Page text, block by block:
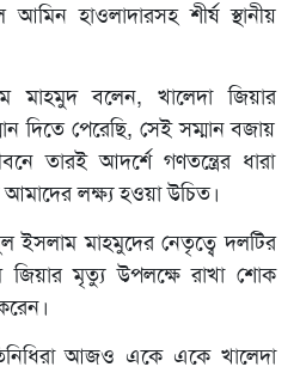
হাওলাদারসহ শীর্ষ স্থানীয়
মাহমুদ বলেন, খালেদা জিয়ার
দিতে পেরেছি, সেই সম্মান বজায়
তারই আদর্শে গণতন্ত্রের ধারা
লক্ষ্য হওয়া উচিত।
ইসলাম মাহমুদের নেতৃত্বে দলটির
জিয়ার মৃত্যু উপলক্ষে রাখা শোক
আজও একে একে খালেদা